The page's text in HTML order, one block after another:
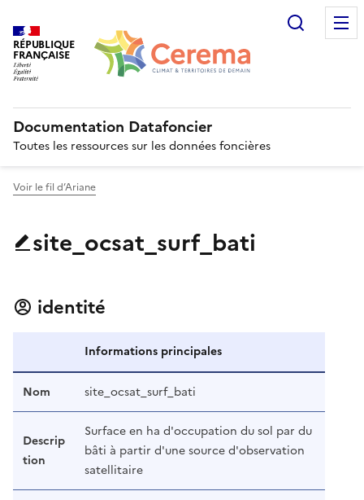
RÉPUBLIQUE
FRANÇAISE
Documentation Datafoncier
Toutes les ressources sur les données foncières
Voir le fil d’Ariane
site_ocsat_surf_bati
identité
Informations principales
Nom site_ocsat_surf_bati
Descrip
tion
Surface en ha d'occupation du sol par du
bâti à partir d'une source d'observation
satellitaire